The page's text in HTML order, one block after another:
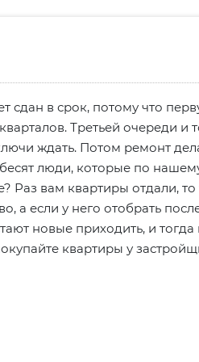
сдан в срок, потому что
Третьей очереди и
ждать. Потом ремонт
люди, которые по
Раз вам квартиры отдали,
а если у него отобрать
новые приходить, и тогда
квартиры у